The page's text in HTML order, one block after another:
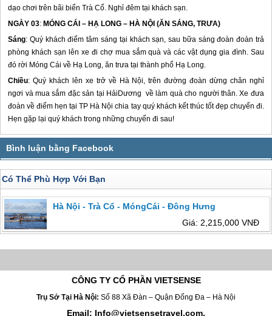
dạo chơi trên bãi biểnTrà Cổ. Nghỉ đêm tại khách sạn.
NGÀY 03: MÓNG CÁI – HẠ LONG – HÀ NỘI (ĂN SÁNG, TRƯA)
Sáng: Quý khách điểm tâm sáng tại khách sạn, sau bữa sáng đoàn đoàn trả
phòng khách sạn lên xe đi chợ mua sắm quà và các vật dụng gia đình. Sau
đó rời Móng Cái về Hạ Long, ăn trưa tại thành phố Hạ Long.
Chiều: Quý khách lên xe trở về Hà Nội, trên đường đoàn dừng chân nghỉ
ngơi và mua sắm đặc sản tại HảiDương về làm quà cho người thân. Xe đưa
đoàn về điểm hẹn tại TP Hà Nội chia tay quý khách kết thúc tốt đẹp chuyến đi.
Hẹn gặp lại quý khách trong những chuyến đi sau!
Có Thể Phù Hợp Với Bạn
Hà Nội - Trà Cổ - MóngCái - Đông Hưng
Giá: 2,215,000 VNĐ
CÔNG TY CỔ PHẦN VIETSENSE
Trụ Sở Tại Hà Nội: Số 88 Xã Đàn – Quận Đống Đa – Hà Nội
Email: Info@vietsensetravel.com,